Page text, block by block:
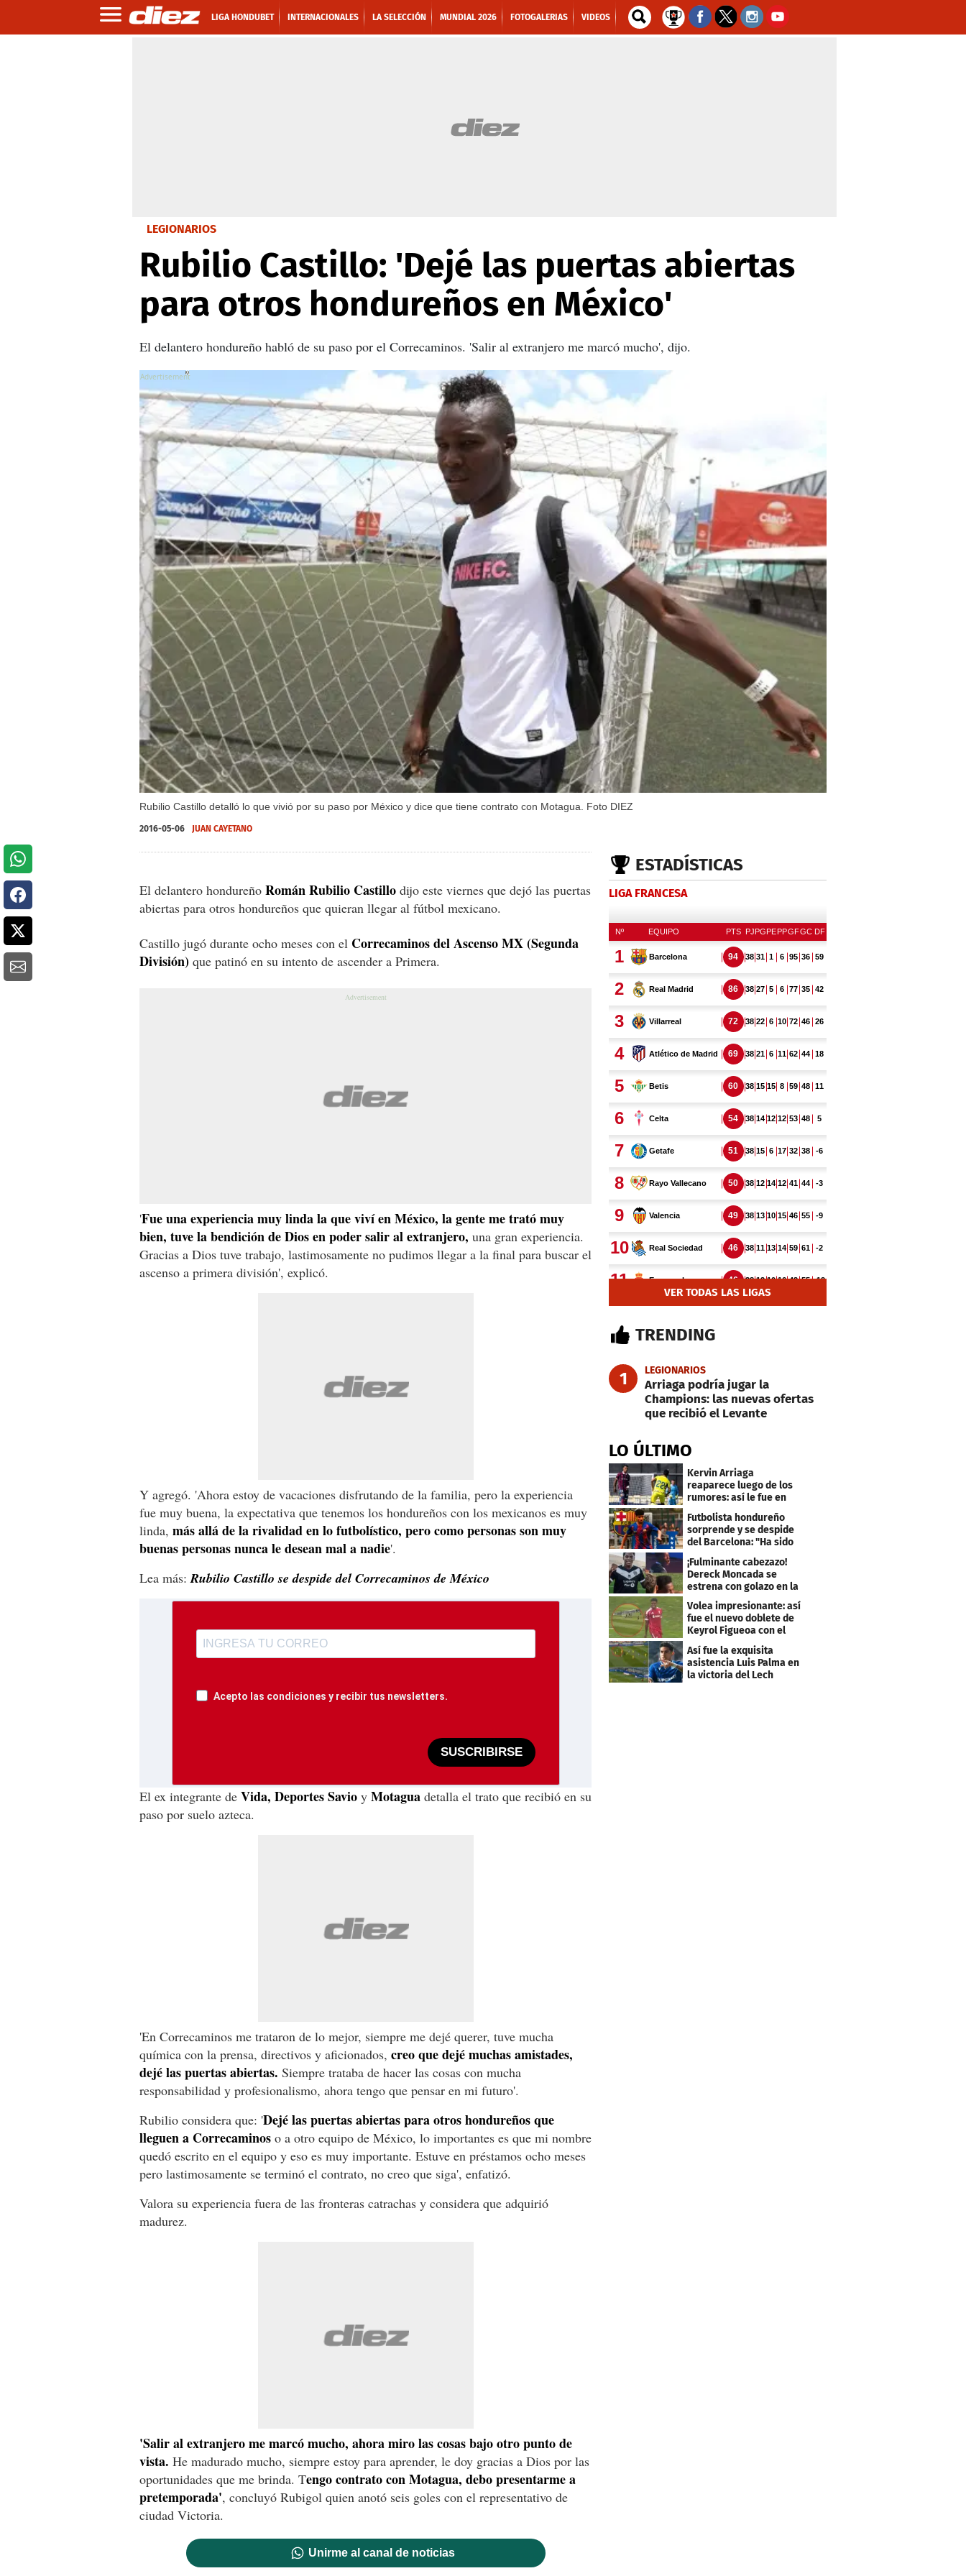
LIGA HONDUBET INTERNACIONALES LA SELECCIÓN MUNDIAL 2026 FOTOGALERIAS VIDEOS
LEGIONARIOS
Rubilio Castillo: 'Dejé las puertas abiertas
para otros hondureños en México'
El delantero hondureño habló de su paso por el Correcaminos. 'Salir al extranjero me marcó mucho', dijo.
Rubilio Castillo detalló lo que vivió por su paso por México y dice que tiene contrato con Motagua. Foto DIEZ
X
2016-05-06 JUAN CAYETANO
El delantero hondureño Román Rubilio Castillo dijo este viernes que dejó las puertas
abiertas para otros hondureños que quieran llegar al fútbol mexicano.
Castillo jugó durante ocho meses con el Correcaminos del Ascenso MX (Segunda
División) que patinó en su intento de ascender a Primera.
'Fue una experiencia muy linda la que viví en México, la gente me trató muy
bien, tuve la bendición de Dios en poder salir al extranjero, una gran experiencia.
Gracias a Dios tuve trabajo, lastimosamente no pudimos llegar a la final para buscar el
ascenso a primera división', explicó.
Y agregó. 'Ahora estoy de vacaciones disfrutando de la familia, pero la experiencia
fue muy buena, la expectativa que tenemos los hondureños con los mexicanos es muy
linda, más allá de la rivalidad en lo futbolístico, pero como personas son muy
buenas personas nunca le desean mal a nadie'.
Lea más:Rubilio Castillo se despide del Correcaminos de México
Acepto las condiciones y recibir tus newsletters.
SUSCRIBIRSE
El ex integrante de Vida, Deportes Savio y Motagua detalla el trato que recibió en su
paso por suelo azteca.
'En Correcaminos me trataron de lo mejor, siempre me dejé querer, tuve mucha
química con la prensa, directivos y aficionados, creo que dejé muchas amistades,
dejé las puertas abiertas. Siempre trataba de hacer las cosas con mucha
responsabilidad y profesionalismo, ahora tengo que pensar en mi futuro'.
Rubilio considera que: 'Dejé las puertas abiertas para otros hondureños que
lleguen a Correcaminos o a otro equipo de México, lo importantes es que mi nombre
quedó escrito en el equipo y eso es muy importante. Estuve en préstamos ocho meses
pero lastimosamente se terminó el contrato, no creo que siga', enfatizó.
Valora su experiencia fuera de las fronteras catrachas y considera que adquirió
madurez.
'Salir al extranjero me marcó mucho, ahora miro las cosas bajo otro punto de
vista. He madurado mucho, siempre estoy para aprender, le doy gracias a Dios por las
oportunidades que me brinda. Tengo contrato con Motagua, debo presentarme a
pretemporada', concluyó Rubigol quien anotó seis goles con el representativo de
ciudad Victoria.
Unirme al canal de noticias
ESTADÍSTICAS
LIGA FRANCESA
VER TODAS LAS LIGAS
TRENDING
1 LEGIONARIOS
Arriaga podría jugar la
Champions: las nuevas ofertas
que recibió el Levante
LO ÚLTIMO
Kervin Arriaga
reaparece luego de los
rumores: así le fue en
amistoso con Levante
Futbolista hondureño
sorprende y se despide
del Barcelona: "Ha sido
un orgullo"
¡Fulminante cabezazo!
Dereck Moncada se
estrena con golazo en la
Liga de Suiza
Volea impresionante: así
fue el nuevo doblete de
Keyrol Figueoa con el
Liverpool
Así fue la exquisita
asistencia Luis Palma en
la victoria del Lech